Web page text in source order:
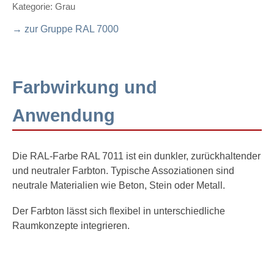
Kategorie: Grau
→ zur Gruppe RAL 7000
Farbwirkung und
Anwendung
Die RAL-Farbe RAL 7011 ist ein dunkler, zurückhaltender
und neutraler Farbton. Typische Assoziationen sind
neutrale Materialien wie Beton, Stein oder Metall.
Der Farbton lässt sich flexibel in unterschiedliche
Raumkonzepte integrieren.